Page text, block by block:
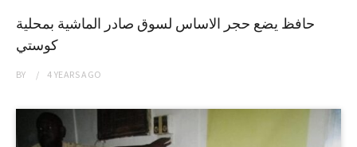
حافظ يضع حجر الاساس لسوق صادر الماشية بمحلية
كوستي
BY 4 YEARSAGO